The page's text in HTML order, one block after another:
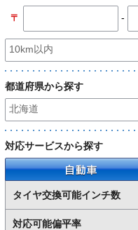
〒 -
都道府県から探す
対応サービスから探す
自動
タイヤ交換可能インチ数
対応可能偏平率